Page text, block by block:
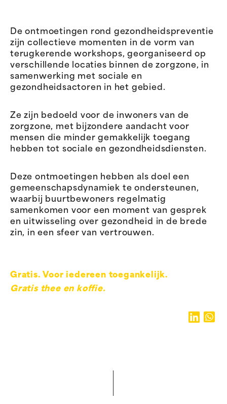
De ontmoetingen rond gezondheidspreventie
zijn collectieve momenten in de vorm van
terugkerende workshops, georganiseerd op
verschillende locaties binnen de zorgzone, in
samenwerking met sociale en
gezondheidsactoren in het gebied.
Ze zijn bedoeld voor de inwoners van de
zorgzone, met bijzondere aandacht voor
mensen die minder gemakkelijk toegang
hebben tot sociale en gezondheidsdiensten.
Deze ontmoetingen hebben als doel een
gemeenschapsdynamiek te ondersteunen,
waarbij buurtbewoners regelmatig
samenkomen voor een moment van gesprek
en uitwisseling over gezondheid in de brede
zin, in een sfeer van vertrouwen.
Gratis. Voor iedereen toegankelijk.
Gratis thee en koffie.